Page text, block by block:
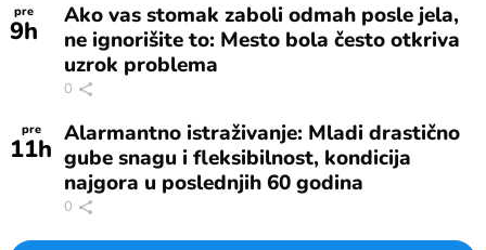
pre
9h
Ako vas stomak zaboli odmah posle jela,
ne ignorišite to: Mesto bola često otkriva
uzrok problema
0
pre
11h Alarmantno istraživanje: Mladi drastično
gube snagu i fleksibilnost, kondicija
najgora u poslednjih 60 godina
0